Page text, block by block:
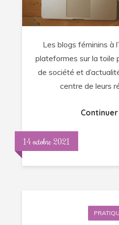
Les blogs féminins à
plateformes sur la toile
de société et
centre de leurs
14 octobre 2021